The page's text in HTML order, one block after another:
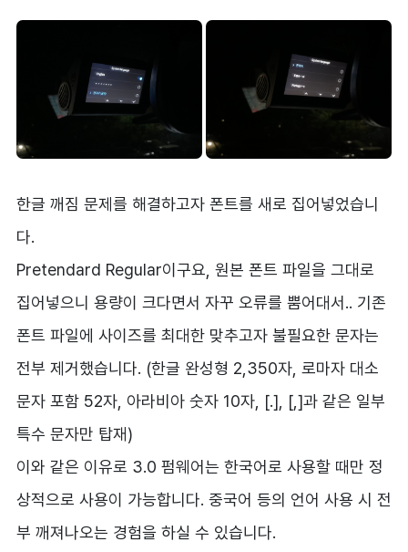
한글 깨짐 문제를 해결하고자 폰트를 새로 집어넣었습니
다.
Pretendard Regular이구요, 원본 폰트 파일을 그대로
집어넣으니 용량이 크다면서 자꾸 오류를 뿜어대서.. 기존
폰트 파일에 사이즈를 최대한 맞추고자 불필요한 문자는
전부 제거했습니다. (한글 완성형 2,350자, 로마자 대소
문자 포함 52자, 아라비아 숫자 10자, [.], [,]과 같은 일부
특수 문자만 탑재)
이와 같은 이유로 3.0 펌웨어는 한국어로 사용할 때만 정
상적으로 사용이 가능합니다. 중국어 등의 언어 사용 시 전
부 깨져나오는 경험을 하실 수 있습니다.